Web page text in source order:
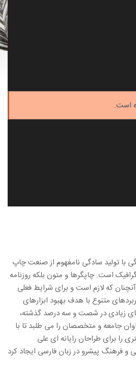
است.
با تولید سادگی نامفهوم از صنعت چاپ
است. چاپگرها و متون بلکه روزنامه
که لازم است و برای شرایط فعلی
متنوع با هدف بهبود ابزارهای
زیادی در شصت و سه درصد گذشته،
جامعه و متخصصان را می طلبد تا با
را برای طراحان رایانه ای علی
فرهنگ پیشرو در زبان فارسی ایجاد کرد